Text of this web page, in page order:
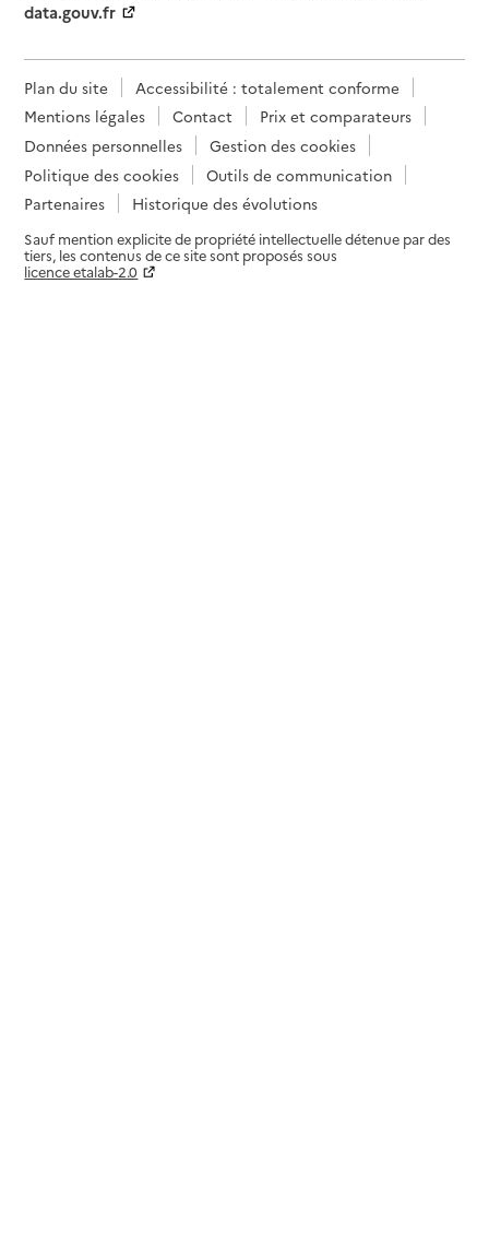
data.gouv.fr
Plan du site
Accessibilité : totalement conforme
Mentions légales
Contact
Prix et comparateurs
Données personnelles
Gestion des cookies
Politique des cookies
Outils de communication
Partenaires
Historique des évolutions
Sauf mention explicite de propriété intellectuelle détenue par des
tiers, les contenus de ce site sont proposés sous
licence etalab-2.0